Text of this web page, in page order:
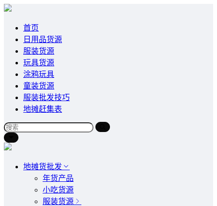
首页
日用品货源
服装货源
玩具货源
涂鸦玩具
童装货源
服装批发技巧
地摊赶集表
地摊货批发
年货产品
小吃货源
服装货源